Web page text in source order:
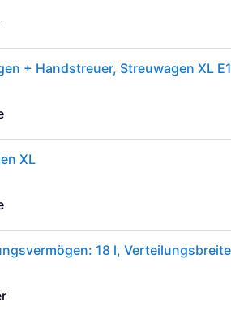
+ Handstreuer, Streuwagen XL E1
XL